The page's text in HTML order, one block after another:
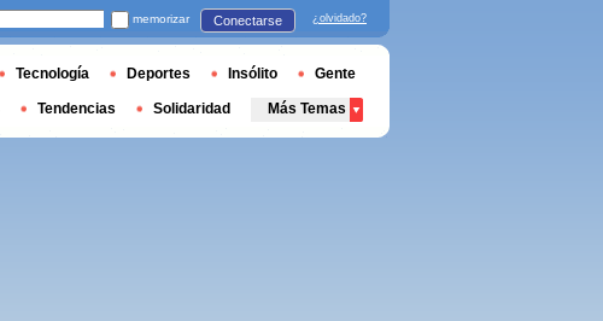
memorizar Conectarse ¿olvidado?
Tecnología Deportes Insólito Gente
Tendencias Solidaridad Más Temas